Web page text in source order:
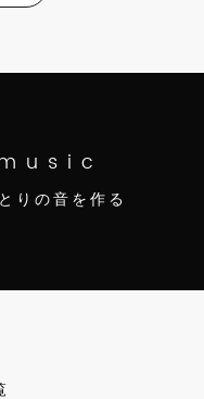
りの音を作る